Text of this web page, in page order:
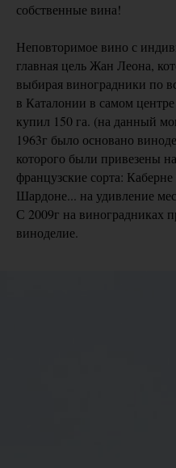
собственные вина!
Неповторимое вино с
главная цель Жан Леона,
выбирая виноградники по
в Каталонии в самом
купил 150 га. (на данный
1963г было основано
которого были привезены
французские сорта:
Шардоне... на удивление
С 2009г на виноградниках
виноделие.